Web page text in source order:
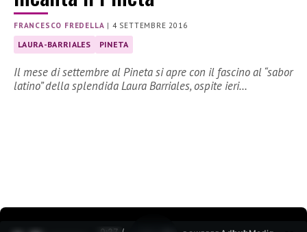
FRANCESCO FREDELLA | 4 SETTEMBRE 2016
LAURA-BARRIALES PINETA
Il mese di settembre al Pineta si apre con il fascino al “sabor
latino” della splendida Laura Barriales, ospite ieri…